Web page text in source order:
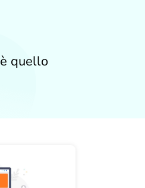
quello